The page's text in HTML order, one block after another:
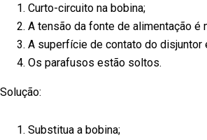
Curto-circuito na bobina;
A tensão da fonte de alimentação é
A superfície de contato do disjuntor
Os parafusos estão soltos.
Solução:
Substitua a bobina;